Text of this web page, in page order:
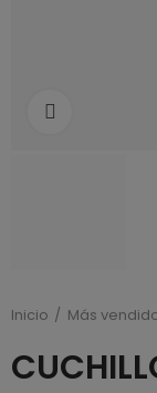
Inicio Más